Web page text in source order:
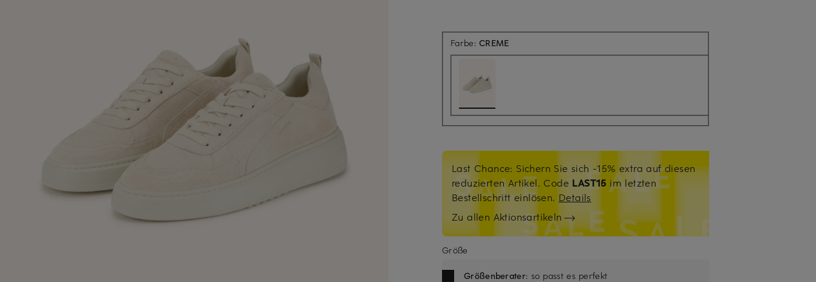
Farbe:CREME
Last Chance: Sichern Sie sich -15% extra auf diesen
reduzierten Artikel. Code LAST15 im letzten
Bestellschritt einlösen. Details
Zu allen Aktionsartikeln
Größe
Größenberater: so passt es perfekt